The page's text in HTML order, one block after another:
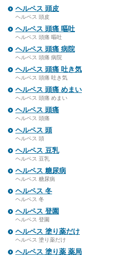
ヘルペス 頭皮
ヘルペス 頭皮
ヘルペス 頭痛 嘔吐
ヘルペス 頭痛 嘔吐
ヘルペス 頭痛 病院
ヘルペス 頭痛 病院
ヘルペス 頭痛 吐き気
ヘルペス 頭痛 吐き気
ヘルペス 頭痛 めまい
ヘルペス 頭痛 めまい
ヘルペス 頭痛
ヘルペス 頭痛
ヘルペス 頭
ヘルペス 頭
ヘルペス 豆乳
ヘルペス 豆乳
ヘルペス 糖尿病
ヘルペス 糖尿病
ヘルペス 冬
ヘルペス 冬
ヘルペス 登園
ヘルペス 登園
ヘルペス 塗り薬だけ
ヘルペス 塗り薬だけ
ヘルペス 塗り薬 薬局